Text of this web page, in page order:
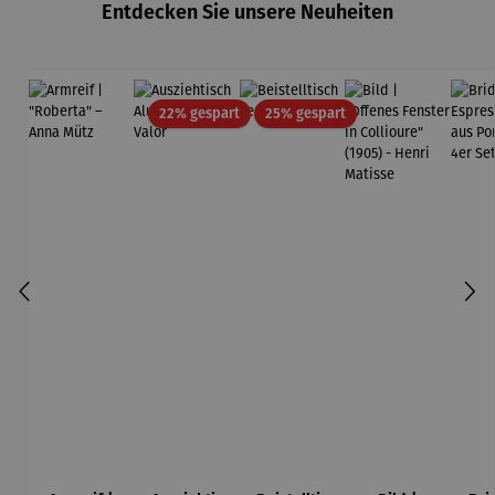
EditionEntdecken Sie unsere Neuheiten
22% gespartRabatt25% gespartRabatt